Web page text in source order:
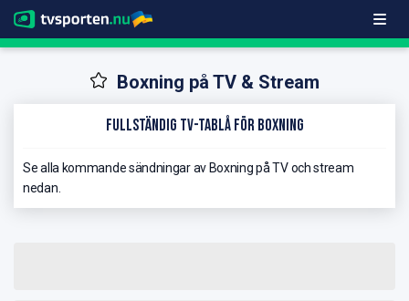
Boxning på TV & Stream
Fullständig TV-Tablå för Boxning
Se alla kommande sändningar av Boxning på TV och stream
nedan.